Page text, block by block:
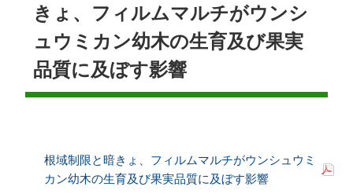
きょ、フィルムマルチがウンシ
ュウミカン幼木の生育及び果実
品質に及ぼす影響
根域制限と暗きょ、フィルムマルチがウンシュウミ
カン幼木の生育及び果実品質に及ぼす影響